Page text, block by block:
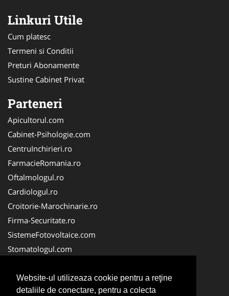
Website-ul utilizeaza cookie pentru a reţine
detaliile de conectare, pentru a colecta
Linkuri Utile
Cum platesc
Termeni si Conditii
Preturi Abonamente
Sustine Cabinet Privat
Parteneri
Apicultorul.com
Cabinet-Psihologie.com
CentruInchirieri.ro
FarmacieRomania.ro
Oftalmologul.ro
Cardiologul.ro
Croitorie-Marochinarie.ro
Firma-Securitate.ro
SistemeFotovoltaice.com
Stomatologul.com
Birouri-Cadastru.ro
Cabinet-Individual.ro